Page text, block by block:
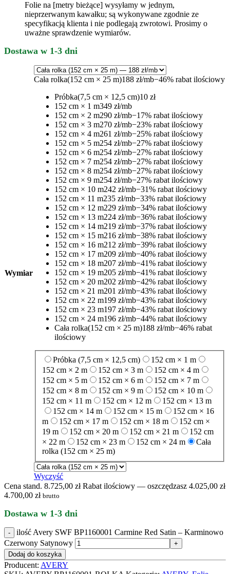
Folie na [metry bieżące] wysyłamy w jednym,
nieprzerwanym kawałku; są wykonywane zgodnie ze
specyfikacją klienta i nie podlegają zwrotowi. Prosimy o
uważne sprawdzenie wymiarów.
Dostawa w 1-3 dni
Wymiar
Cała rolka(152 cm × 25 m)188 zł/mb−46% rabat ilościowy
Próbka(7,5 cm × 12,5 cm)10 zł
152 cm × 1 m349 zł/mb
152 cm × 2 m290 zł/mb−17% rabat ilościowy
152 cm × 3 m270 zł/mb−23% rabat ilościowy
152 cm × 4 m261 zł/mb−25% rabat ilościowy
152 cm × 5 m254 zł/mb−27% rabat ilościowy
152 cm × 6 m254 zł/mb−27% rabat ilościowy
152 cm × 7 m254 zł/mb−27% rabat ilościowy
152 cm × 8 m254 zł/mb−27% rabat ilościowy
152 cm × 9 m254 zł/mb−27% rabat ilościowy
152 cm × 10 m242 zł/mb−31% rabat ilościowy
152 cm × 11 m235 zł/mb−33% rabat ilościowy
152 cm × 12 m229 zł/mb−34% rabat ilościowy
152 cm × 13 m224 zł/mb−36% rabat ilościowy
152 cm × 14 m219 zł/mb−37% rabat ilościowy
152 cm × 15 m216 zł/mb−38% rabat ilościowy
152 cm × 16 m212 zł/mb−39% rabat ilościowy
152 cm × 17 m209 zł/mb−40% rabat ilościowy
152 cm × 18 m207 zł/mb−41% rabat ilościowy
152 cm × 19 m205 zł/mb−41% rabat ilościowy
152 cm × 20 m202 zł/mb−42% rabat ilościowy
152 cm × 21 m201 zł/mb−43% rabat ilościowy
152 cm × 22 m199 zł/mb−43% rabat ilościowy
152 cm × 23 m197 zł/mb−43% rabat ilościowy
152 cm × 24 m196 zł/mb−44% rabat ilościowy
Cała rolka(152 cm × 25 m)188 zł/mb−46% rabat
ilościowy
Próbka (7,5 cm × 12,5 cm)
152 cm × 1 m
152 cm × 2 m
152 cm × 3 m
152 cm × 4 m
152 cm × 5 m
152 cm × 6 m
152 cm × 7 m
152 cm × 8 m
152 cm × 9 m
152 cm × 10 m
152 cm × 11 m
152 cm × 12 m
152 cm × 13 m
152 cm × 14 m
152 cm × 15 m
152 cm × 16
m
152 cm × 17 m 152 cm × 18 m
152 cm ×
19 m
152 cm × 20 m 152 cm × 21 m
152 cm
× 22 m
152 cm × 23 m 152 cm × 24 m
Cała
rolka (152 cm × 25 m)
Wyczyść
Cena stand. 8.725,00 zł Rabat ilościowy — oszczędzasz 4.025,00 zł
4.700,00 zł brutto
Dostawa w 1-3 dni
ilość Avery SWF BP1160001 Carmine Red Satin – Karminowo
Czerwony Satynowy
Dodaj do koszyka
Producent: AVERY